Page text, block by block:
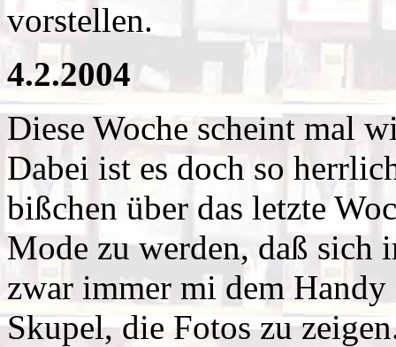
vorstellen.
4.2.2004
Diese Woche scheint mal
Dabei ist es doch so
bißchen über das letzte
Mode zu werden, daß sich
zwar immer mi dem
Skupel, die Fotos zu